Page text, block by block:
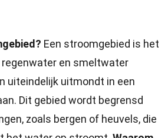
Een stroomgebied is het
regenwater en smeltwater
uiteindelijk uitmondt in een
Dit gebied wordt begrensd
zoals bergen of heuvels, die